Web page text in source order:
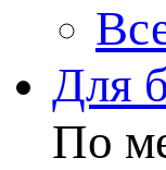
Для
По